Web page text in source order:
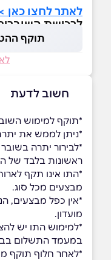
לאתר לחצו כאן
לרכישת
תוקף ההטבה
חשוב לדעת
*תוקף למימוש השובר- 5
*ניתן לממש את
*לבירור יתרה בשובר
ראשונות בלבד של
*התו אינו תקף
מבצעים מכל סוג.
*אין כפל מבצעים,
מועדון.
*למימוש התו יש
במעמד התשלום
*לאחר חלוף תוקף